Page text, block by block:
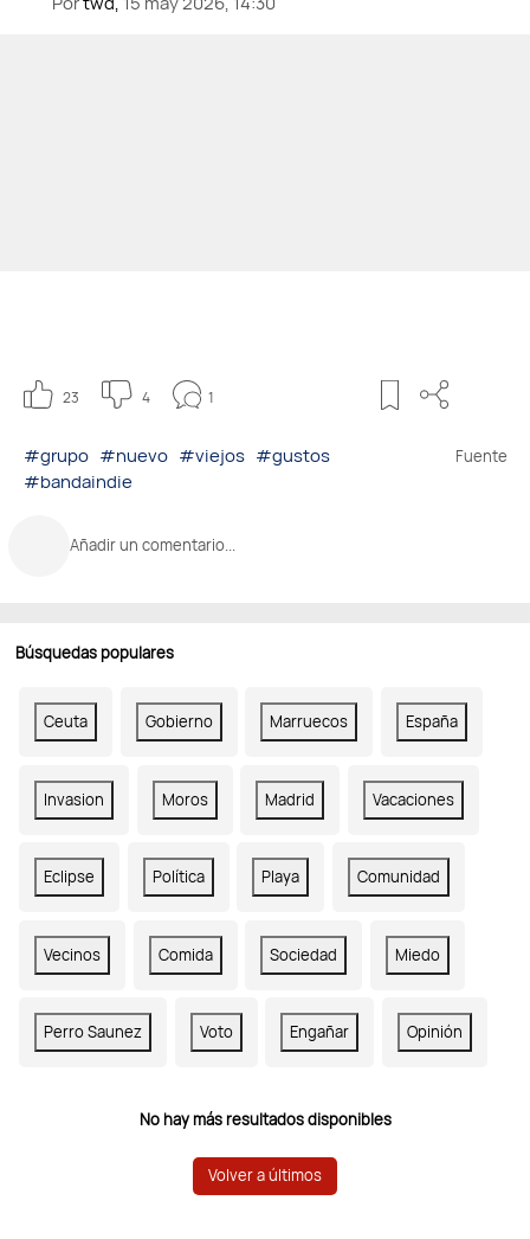
23 4 1
#grupo #nuevo #viejos #gustos
#bandaindie
Fuente
Añadir un comentario...
Búsquedas populares
Ceuta Gobierno Marruecos España
Invasion Moros Madrid Vacaciones
Eclipse Política Playa Comunidad
Vecinos Comida Sociedad Miedo
Perro Saunez Voto Engañar Opinión
No hay más resultados disponibles
Volver a últimos